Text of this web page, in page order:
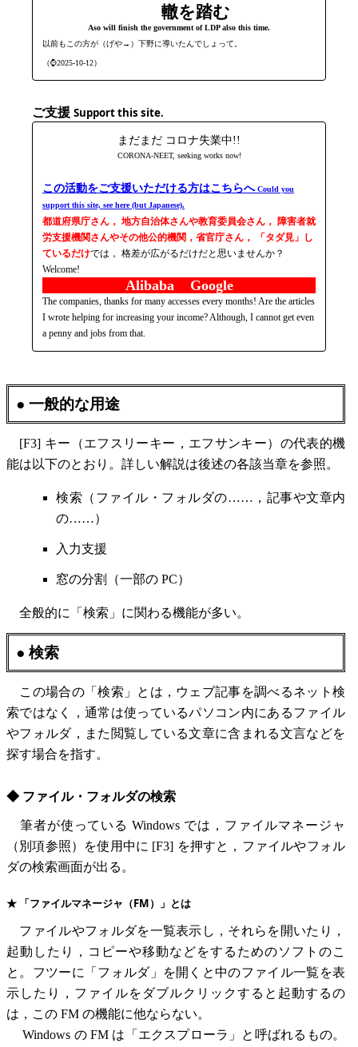
轍を踏む
Aso will finish the government of LDP also this time.
以前もこの方が（げや→）下野に導いたんでしょって。
（⌚2025-10-12）
ご支援 Support this site.
まだまだ コロナ失業中!!
CORONA-NEET, seeking works now!
この活動をご支援いただける方はこちらへCould you
support this site, see here (but Japanese).
都道府県庁さん， 地方自治体さんや教育委員会さん， 障害者就
労支援機関さんやその他公的機関，省官庁さん， 「タダ見」し
ているだけでは， 格差が広がるだけだと思いませんか？
Welcome!
Alibaba Google
The companies, thanks for many accesses every months! Are the articles
I wrote helping for increasing your income? Although, I cannot get even
a penny and jobs from that.
● 一般的な用途
[F3] キー（エフスリーキー，エフサンキー）の代表的機
能は以下のとおり。詳しい解説は後述の各該当章を参照。
検索（ファイル・フォルダの……，記事や文章内
の……）
入力支援
窓の分割（一部の PC）
全般的に「検索」に関わる機能が多い。
● 検索
この場合の「検索」とは，ウェブ記事を調べるネット検
索ではなく，通常は使っているパソコン内にあるファイル
やフォルダ，また閲覧している文章に含まれる文言などを
探す場合を指す。
◆ ファイル・フォルダの検索
筆者が使っている Windows では，ファイルマネージャ
（別項参照）を使用中に [F3] を押すと，ファイルやフォル
ダの検索画面が出る。
★ 「ファイルマネージャ（FM）」とは
ファイルやフォルダを一覧表示し，それらを開いたり，
起動したり，コピーや移動などをするためのソフトのこ
と。フツーに「フォルダ」を開くと中のファイル一覧を表
示したり，ファイルをダブルクリックすると起動するの
は，この FM の機能に他ならない。
Windows の FM は「エクスプローラ」と呼ばれるもの。